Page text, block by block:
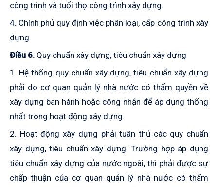
công trình và tuổi thọ công trình xây dựng.
4. Chính phủ quy định việc phân loại, cấp công trình xây
dựng.
Điều 6. Quy chuẩn xây dựng, tiêu chuẩn xây dựng
1. Hệ thống quy chuẩn xây dựng, tiêu chuẩn xây dựng
phải do cơ quan quản lý nhà nước có thẩm quyền về
xây dựng ban hành hoặc công nhận để áp dụng thống
nhất trong hoạt động xây dựng.
2. Hoạt động xây dựng phải tuân thủ các quy chuẩn
xây dựng, tiêu chuẩn xây dựng. Trường hợp áp dụng
tiêu chuẩn xây dựng của nước ngoài, thì phải được sự
chấp thuận của cơ quan quản lý nhà nước có thẩm